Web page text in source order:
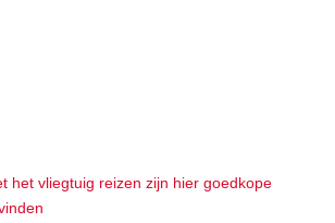
het vliegtuig reizen zijn hier goedkope